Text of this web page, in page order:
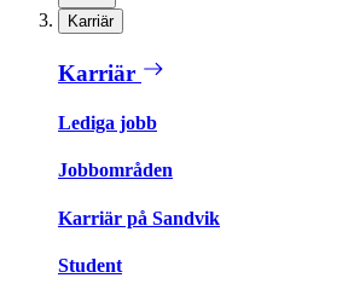
Karriär
Karriär
Lediga jobb
Jobbområden
Karriär på Sandvik
Student